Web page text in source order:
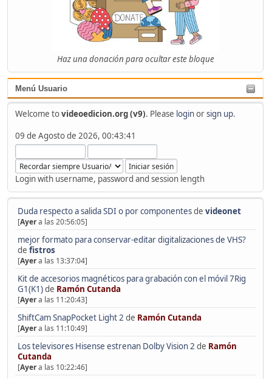
Haz una donación para ocultar este bloque
Menú Usuario
Welcome tovideoedicion.org (v9). Please loginorsign up.
09 de Agosto de 2026, 00:43:41
Login with username, password and session length
Duda respecto a salida SDI o por componentesde videonet
[Ayera las 20:56:05]
mejor formato para conservar-editar digitalizaciones de VHS?
de fistros
[Ayera las 13:37:04]
Kit de accesorios magnéticos para grabación con el móvil 7Rig
G1(K1)de Ramón Cutanda
[Ayera las 11:20:43]
ShiftCam SnapPocket Light 2 de Ramón Cutanda
[Ayera las 11:10:49]
Los televisores Hisense estrenan Dolby Vision 2 de Ramón
Cutanda
[Ayera las 10:22:46]